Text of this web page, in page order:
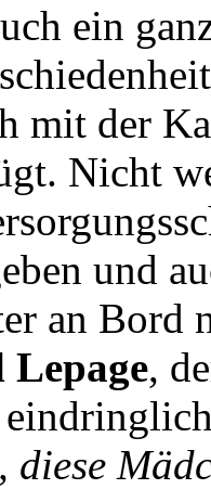
ein
mit der
Nicht
und
an Bord
Lepage,
diese